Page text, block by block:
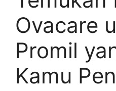
Ovacare
Promil
Kamu